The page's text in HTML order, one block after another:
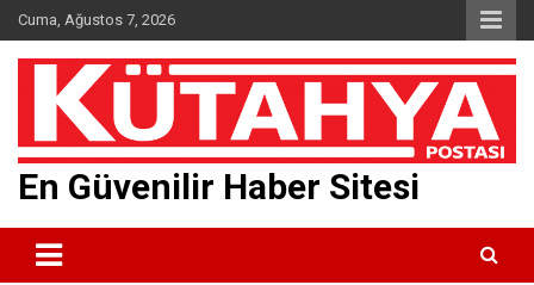
Skip
to
content
Cuma, Ağustos 7, 2026
En Güvenilir Haber Sitesi